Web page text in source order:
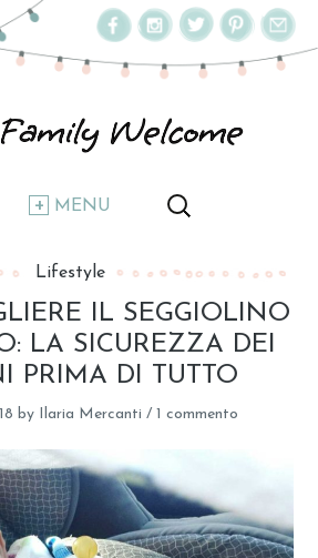
MENU
Lifestyle
IL SEGGIOLINO
LA SICUREZZA DEI
PRIMA DI TUTTO
by Ilaria Mercanti / 1 commento